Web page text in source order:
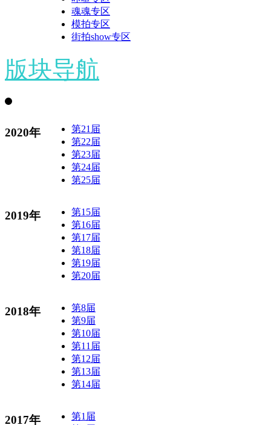
魂魂专区
模拍专区
街拍show专区
版块导航
2020年
第21届
第22届
第23届
第24届
第25届
2019年
第15届
第16届
第17届
第18届
第19届
第20届
2018年
第8届
第9届
第10届
第11届
第12届
第13届
第14届
2017年
第1届